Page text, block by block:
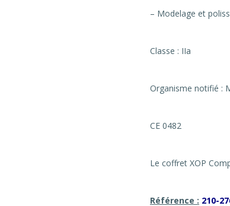
– Modelage et
Classe : IIa
Organisme notifié :
CE 0482
Le coffret XOP
Référence : 210-